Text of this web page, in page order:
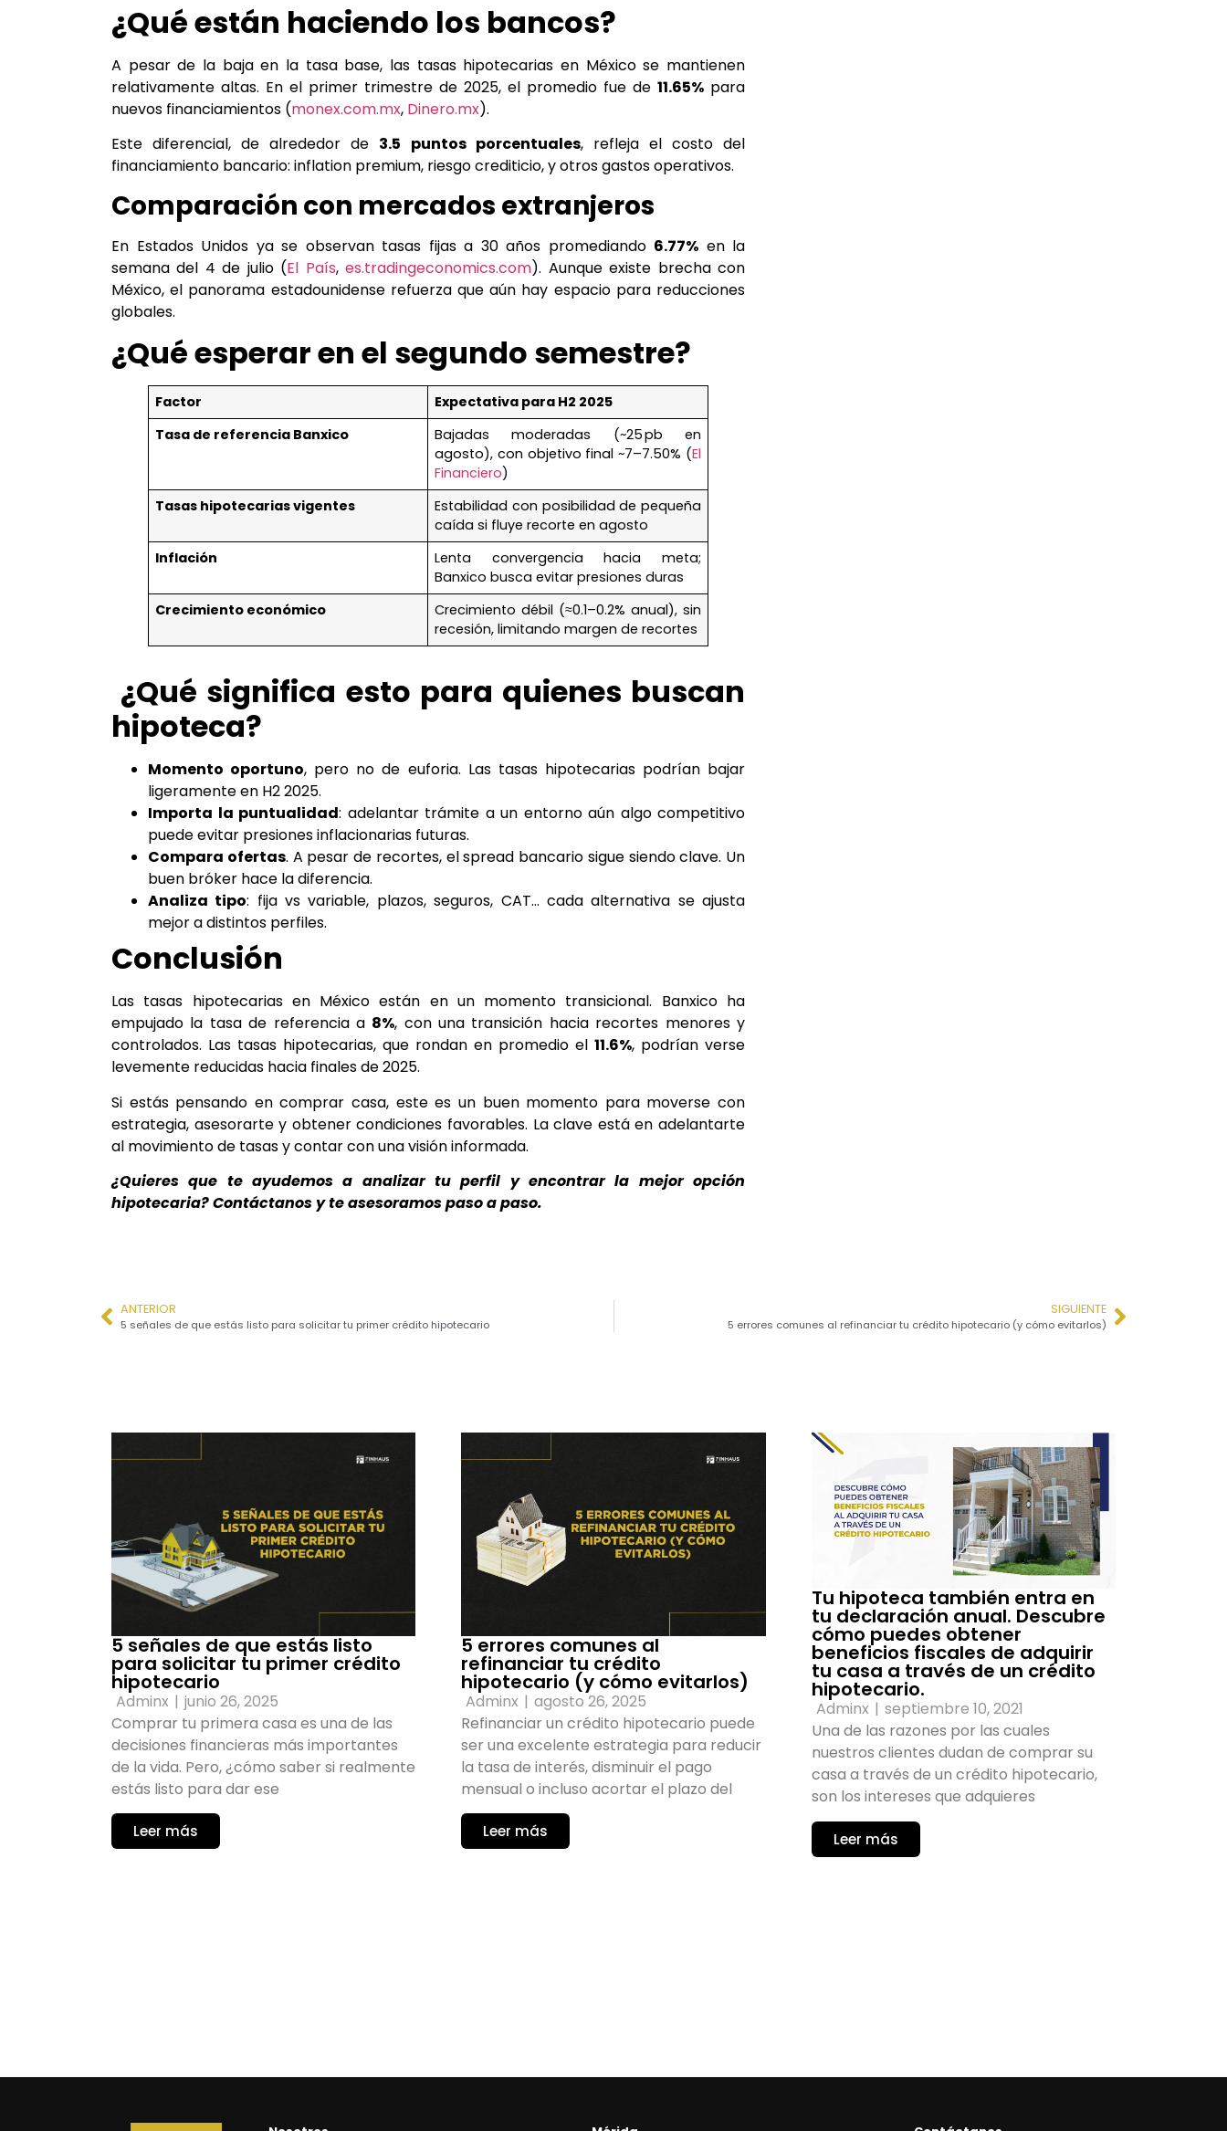
¿Qué están haciendo los bancos?
A pesar de la baja en la tasa base, las tasas hipotecarias en México se mantienen
relativamente altas. En el primer trimestre de 2025, el promedio fue de 11.65% para
nuevos financiamientos (monex.com.mx, Dinero.mx).
Este diferencial, de alrededor de 3.5 puntos porcentuales, refleja el costo del
financiamiento bancario: inflation premium, riesgo crediticio, y otros gastos operativos.
Comparación con mercados extranjeros
En Estados Unidos ya se observan tasas fijas a 30 años promediando 6.77% en la
semana del 4 de julio (El País,es.tradingeconomics.com). Aunque existe brecha con
México, el panorama estadounidense refuerza que aún hay espacio para reducciones
globales.
¿Qué esperar en el segundo semestre?
Factor
Expectativa para H2 2025
Tasa de referencia Banxico
Bajadas moderadas (~25 pb en
agosto), con objetivo final ~7–7.50% (El
Financiero)
Tasas hipotecarias vigentes
Estabilidad con posibilidad de pequeña
caída si fluye recorte en agosto
Inflación
Lenta convergencia hacia meta;
Banxico busca evitar presiones duras
Crecimiento económico
Crecimiento débil (≈0.1–0.2% anual), sin
recesión, limitando margen de recortes
¿Qué significa esto para quienes buscan
hipoteca?
Momento oportuno, pero no de euforia. Las tasas hipotecarias podrían bajar
ligeramente en H2 2025.
Importa la puntualidad: adelantar trámite a un entorno aún algo competitivo
puede evitar presiones inflacionarias futuras.
Compara ofertas. A pesar de recortes, el spread bancario sigue siendo clave. Un
buen bróker hace la diferencia.
Analiza tipo: fija vs variable, plazos, seguros, CAT… cada alternativa se ajusta
mejor a distintos perfiles.
Conclusión
Las tasas hipotecarias en México están en un momento transicional. Banxico ha
empujado la tasa de referencia a 8%, con una transición hacia recortes menores y
controlados. Las tasas hipotecarias, que rondan en promedio el 11.6%, podrían verse
levemente reducidas hacia finales de 2025.
Si estás pensando en comprar casa, este es un buen momento para moverse con
estrategia, asesorarte y obtener condiciones favorables. La clave está en adelantarte
al movimiento de tasas y contar con una visión informada.
¿Quieres que te ayudemos a analizar tu perfil y encontrar la mejor opción
hipotecaria? Contáctanos y te asesoramos paso a paso.
ANTERIOR
5 señales de que estás listo para solicitar tu primer crédito hipotecario
SIGUIENTE
5 errores comunes al refinanciar tu crédito hipotecario (y cómo evitarlos)
5 señales de que estás listo
para solicitar tu primer crédito
hipotecario
Adminx | junio 26, 2025
Comprar tu primera casa es una de las
decisiones financieras más importantes
de la vida. Pero, ¿cómo saber si realmente
estás listo para dar ese
Leer más
5 errores comunes al
refinanciar tu crédito
hipotecario (y cómo evitarlos)
Adminx | agosto 26, 2025
Refinanciar un crédito hipotecario puede
ser una excelente estrategia para reducir
la tasa de interés, disminuir el pago
mensual o incluso acortar el plazo del
Leer más
Tu hipoteca también entra en
tu declaración anual. Descubre
cómo puedes obtener
beneficios fiscales de adquirir
tu casa a través de un crédito
hipotecario.
Adminx | septiembre 10, 2021
Una de las razones por las cuales
nuestros clientes dudan de comprar su
casa a través de un crédito hipotecario,
son los intereses que adquieres
Leer más